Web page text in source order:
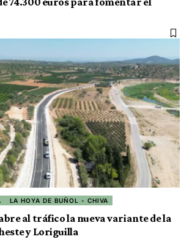
LA HOYA DE BUÑOL - CHIVA
al tráfico la nueva variante de la
y Loriguilla